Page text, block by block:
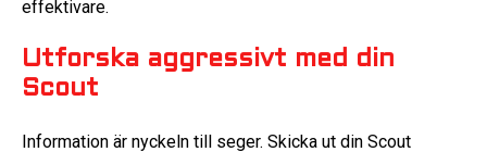
effektivare.
Utforska aggressivt med din
Scout
Information är nyckeln till seger. Skicka ut din Scout